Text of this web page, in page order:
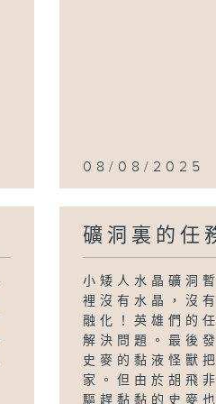
08/08/2025
礦洞裏的任
小矮人水晶礦洞
裡沒有水晶，沒
融化！英雄們的
解決問題。最後
史麥的黏液怪獸
家。但由於胡飛
驅趕黏黏的史麥